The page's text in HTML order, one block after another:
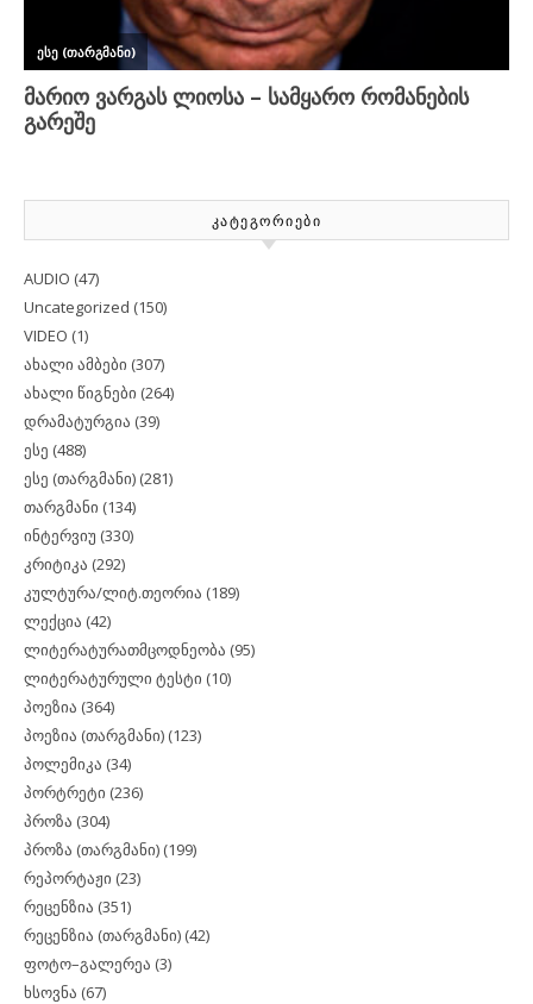
ᲙᲐᲢᲔᲒᲝᲠᲘᲔᲑᲘ
AUDIO (47)
Uncategorized (150)
VIDEO (1)
ახალი ამბები (307)
ახალი წიგნები (264)
დრამატურგია (39)
ესე (488)
ესე (თარგმანი) (281)
თარგმანი (134)
ინტერვიუ (330)
კრიტიკა (292)
კულტურა/ლიტ.თეორია (189)
ლექცია (42)
ლიტერატურათმცოდნეობა (95)
ლიტერატურული ტესტი (10)
პოეზია (364)
პოეზია (თარგმანი) (123)
პოლემიკა (34)
პორტრეტი (236)
პროზა (304)
პროზა (თარგმანი) (199)
რეპორტაჟი (23)
რეცენზია (351)
რეცენზია (თარგმანი) (42)
ფოტო–გალერეა (3)
ხსოვნა (67)